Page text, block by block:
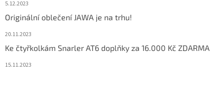
5.12.2023
Originální oblečení JAWA je na trhu!
20.11.2023
Ke čtyřkolkám Snarler AT6 doplňky za 16.000 Kč ZDARMA
15.11.2023